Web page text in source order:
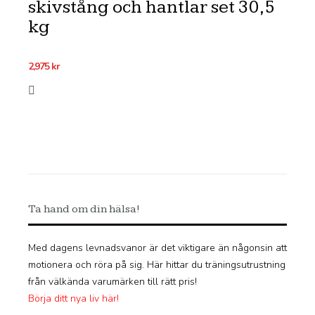
skivstång och hantlar set 30,5
kg
2,975kr
Ta hand om din hälsa!
Med dagens levnadsvanor är det viktigare än någonsin att
motionera och röra på sig. Här hittar du träningsutrustning
från välkända varumärken till rätt pris!
Börja ditt nya liv här!